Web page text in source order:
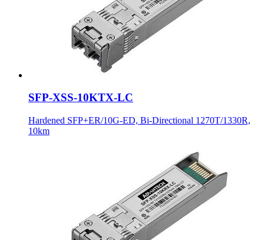
SFP-XSS-10KTX-LC
Hardened SFP+ER/10G-ED, Bi-Directional 1270T/1330R,
10km